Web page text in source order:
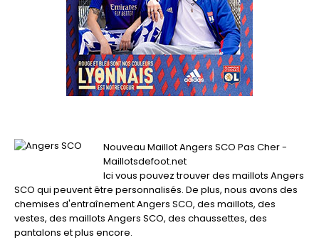
Nouveau Maillot Angers SCO Pas Cher -
Maillotsdefoot.net
Ici vous pouvez trouver des maillots Angers
SCO qui peuvent être personnalisés. De plus, nous avons des
chemises d'entraînement Angers SCO, des maillots, des
vestes, des maillots Angers SCO, des chaussettes, des
pantalons et plus encore.